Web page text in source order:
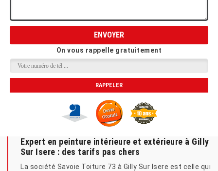
On vous rappelle gratuitement
Expert en peinture intérieure et extérieure à Gilly
Sur Isere : des tarifs pas chers
La société Savoie Toiture 73 à Gilly Sur Isere est celle qui